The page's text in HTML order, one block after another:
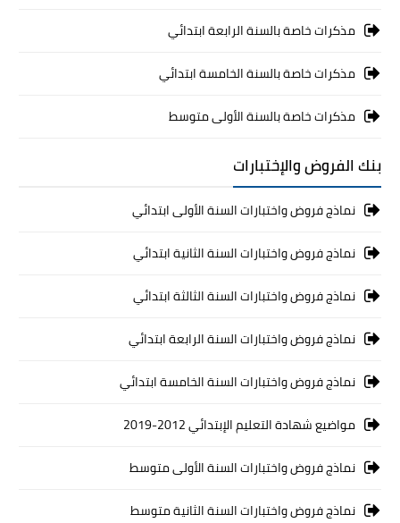
مذكرات خاصة بالسنة الرابعة ابتدائي
مذكرات خاصة بالسنة الخامسة ابتدائي
مذكرات خاصة بالسنة الأولى متوسط
بنك الفروض والإختبارات
نماذج فروض واختبارات السنة الأولى ابتدائي
نماذج فروض واختبارات السنة الثانية ابتدائي
نماذج فروض واختبارات السنة الثالثة ابتدائي
نماذج فروض واختبارات السنة الرابعة ابتدائي
نماذج فروض واختبارات السنة الخامسة ابتدائي
مواضيع شهادة التعليم الإبتدائي 2012-2019
نماذج فروض واختبارات السنة الأولى متوسط
نماذج فروض واختبارات السنة الثانية متوسط